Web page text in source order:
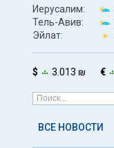
Иерусалим:
Тель-Авив:
Эйлат:
$ 3.013 ₪ €
ВСЕ НОВОСТИ